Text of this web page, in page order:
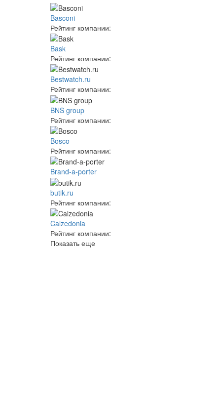
Basconi
Рейтинг компании:
Bask
Рейтинг компании:
Bestwatch.ru
Рейтинг компании:
BNS group
Рейтинг компании:
Bosco
Рейтинг компании:
Brand-a-porter
butik.ru
Рейтинг компании:
Calzedonia
Рейтинг компании:
Показать еще